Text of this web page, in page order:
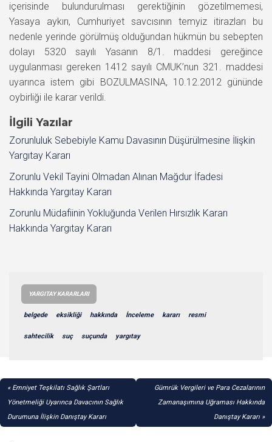
içerisinde bulundurulması gerektiğinin gözetilmemesi,
Yasaya aykırı, Cumhuriyet savcısının temyiz itirazları bu
nedenle yerinde görülmüş olduğundan hükmün bu sebepten
dolayı 5320 sayılı Yasanın 8/1. maddesi gereğince
uygulanması gereken 1412 sayılı CMUK’nun 321. maddesi
uyarınca istem gibi BOZULMASINA, 10.12.2012 gününde
oybirliği ile karar verildi.
İlgili Yazılar
Zorunluluk Sebebiyle Kamu Davasının Düşürülmesine İlişkin
Yargıtay Kararı
Zorunlu Vekil Tayini Olmadan Alınan Mağdur İfadesi
Hakkında Yargıtay Kararı
Zorunlu Müdafiinin Yokluğunda Verilen Hırsızlık Kararı
Hakkında Yargıtay Kararı
YARGITAY KARARLARI
belgede eksikliği hakkında İnceleme kararı resmi
sahtecilik suç suçunda yargıtay
YAZI
GEZINMESI
Emniyet Teşkilatı Sağlık Şartları
Yönetmeliği Uyarınca Davacının Sağlık
Durumuna İlişkin Danıştay Kararı
Gümrük Vergileri ve Para Cezalarının
Zamanaşımına Uğraması Hakkında
Danıştay Kararı